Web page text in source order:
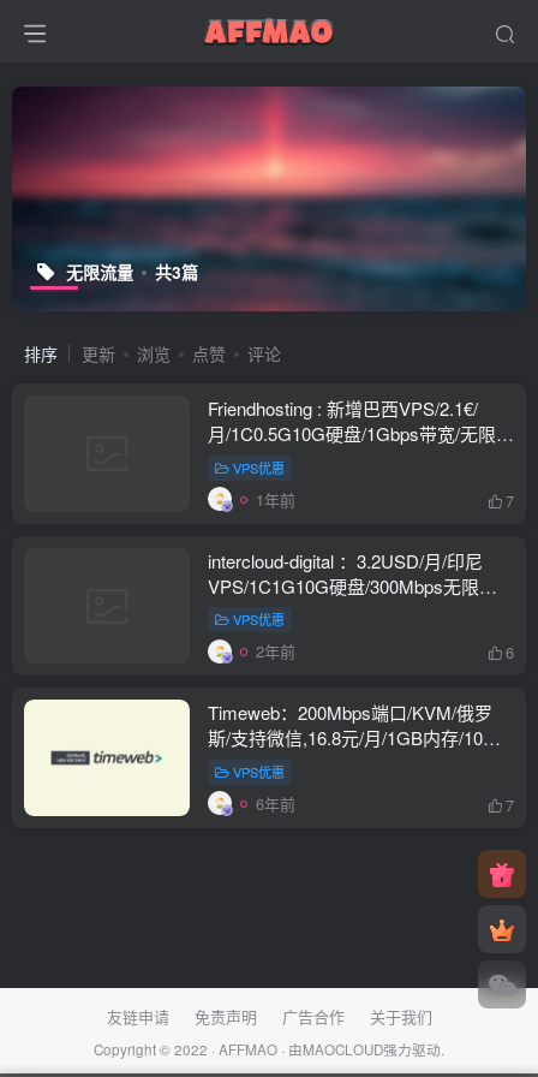
无限流量 共3篇
排序 更新 浏览 点赞 评论
Friendhosting : 新增巴西VPS/2.1€/
月/1C0.5G10G硬盘/1Gbps带宽/无限流
量
VPS优惠
1年前 7
intercloud-digital ：3.2USD/月/印尼
VPS/1C1G10G硬盘/300Mbps无限流
量 VPS优惠
2年前 6
Timeweb：200Mbps端口/KVM/俄罗
斯/支持微信,16.8元/月/1GB内存/10GB
NVMe空间/不限流量
VPS优惠
6年前 7
友链申请 免责声明 广告合作 关于我们
Copyright © 2022 · AFFMAO · 由MAOCLOUD强力驱动.